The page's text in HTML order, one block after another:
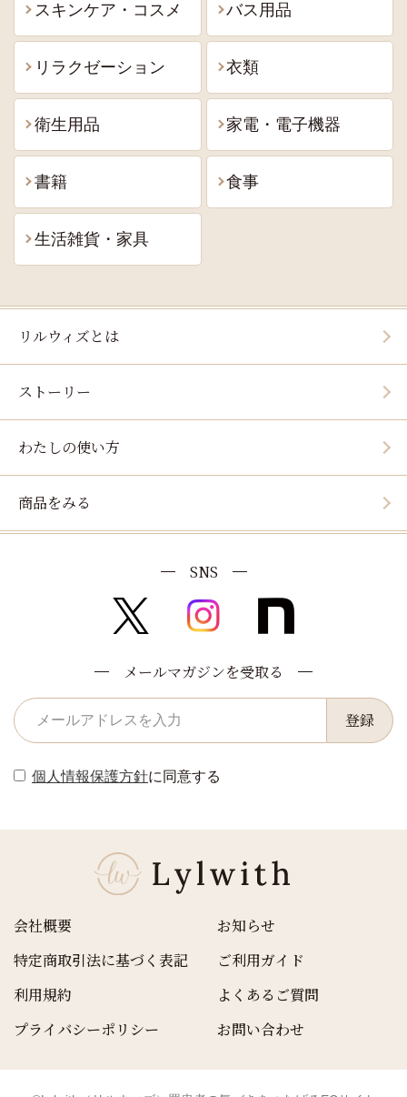
スキンケア・コスメ バス用品
リラクゼーション 衣類
衛生用品 家電・電子機器
書籍 食事
生活雑貨・家具
リルウィズとは
ストーリー
わたしの使い方
商品をみる
会社概要
特定商取引法に基づく表記
利用規約
プライバシーポリシー
お知らせ
ご利用ガイド
よくあるご質問
お問い合わせ
SNS
メールマガジンを受取る
登録
個人情報保護方針に同意する